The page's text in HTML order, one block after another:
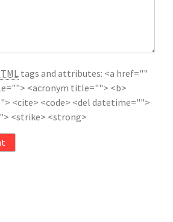
tags and attributes: <a href=""
<acronym title=""> <b>
<cite> <code> <del datetime="">
<strike> <strong>